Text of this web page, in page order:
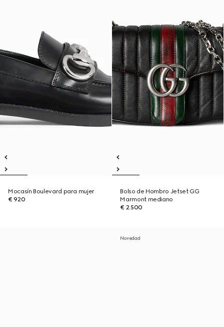
Mocasín Boulevard para mujer
€ 920
Bolso de Hombro Jetset GG
Marmont mediano
€ 2.500
Novedad